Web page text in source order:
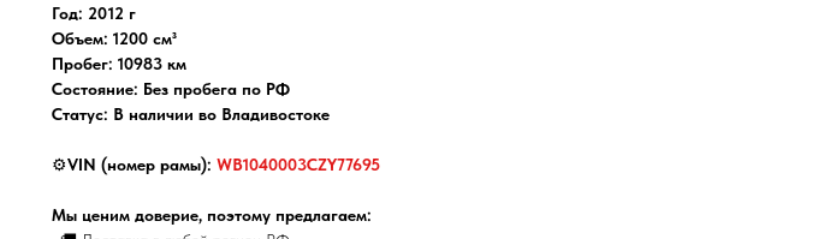
Год: 2012 г
Объем: 1200 см³
Пробег: 10983 км
Состояние: Без пробега по РФ
Статус: В наличии во Владивостоке
⚙️VIN (номер рамы): WB1040003CZY77695
Мы ценим доверие, поэтому предлагаем: